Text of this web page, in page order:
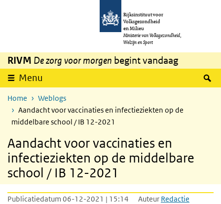
Overslaan en naar de inhoud gaan
Rijksinstituut voor
Volksgezondheid
en Milieu
Ministerie van Volksgezondheid,
Welzijn en Sport
RIVM De zorg voor morgen begint vandaag
Menu
Home
Weblogs
Aandacht voor vaccinaties en infectieziekten op de
middelbare school / IB 12-2021
Aandacht voor vaccinaties en
infectieziekten op de middelbare
school / IB 12-2021
Publicatiedatum 06-12-2021 | 15:14 Auteur Redactie